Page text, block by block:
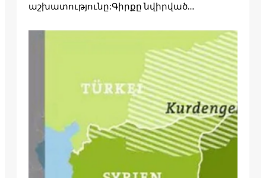
աշխատությունը:Գիրքը նվիրված…